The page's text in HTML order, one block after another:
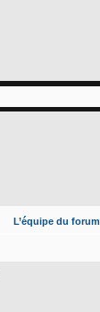
L’équipe du forum